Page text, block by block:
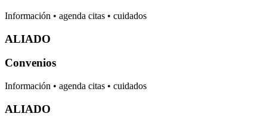
Información • agenda citas • cuidados
ALIADO
Convenios
Información • agenda citas • cuidados
ALIADO